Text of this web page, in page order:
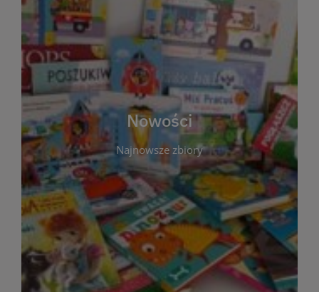
Nowości
Najnowsze zbiory
W tej sekcji prezentujemy najnowsze książki,
audiobooki oraz filmy, które właśnie trafiły do
zbiorów Miejskiej Biblioteki Publicznej w
Starachowicach. Regularnie aktualizujemy listę,
aby Czytelnicy mogli na bieżąco odkrywać świeże
tytuły i najciekawsze premiery wydawnicze. Każda
pozycja opatrzona jest krótkim opisem i
informacją o dostępności w katalogu. Zachęcamy
do częstych odwiedzin – nowości pojawiają się
niemal każdego tygodnia! Dzięki tej zakładce
zawsze będziesz wiedzieć, co warto przeczytać
jako pierwsze.
WIĘCEJ